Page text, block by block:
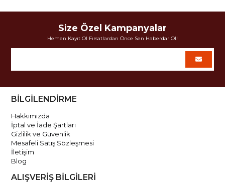
Size Özel Kampanyalar
Hemen Kayıt Ol Fırsatlardan Önce Sen Haberdar Ol!
BİLGİLENDİRME
Hakkımızda
İptal ve İade Şartları
Gizlilik ve Güvenlik
Mesafeli Satış Sözleşmesi
İletişim
Blog
ALIŞVERİŞ BİLGİLERİ